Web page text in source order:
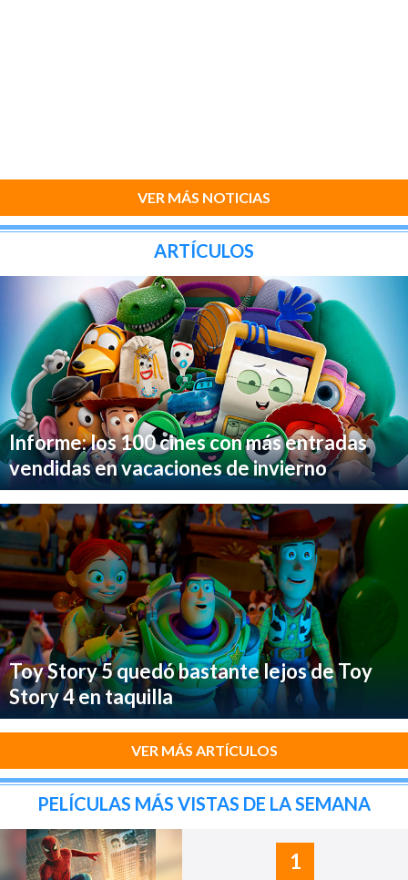
VER MÁS NOTICIAS
ARTÍCULOS
Informe: los 100 cines con más entradas
vendidas en vacaciones de invierno
Toy Story 5 quedó bastante lejos de Toy
Story 4 en taquilla
VER MÁS ARTÍCULOS
PELÍCULAS MÁS VISTAS DE LA SEMANA
1